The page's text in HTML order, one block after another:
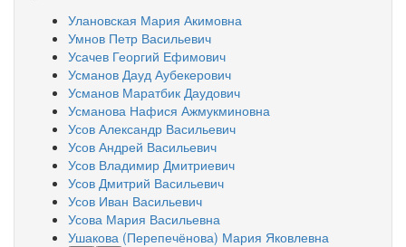
Улановская Мария Акимовна
Умнов Петр Васильевич
Усачев Георгий Ефимович
Усманов Дауд Аубекерович
Усманов Маратбик Даудович
Усманова Нафися Ажмукминовна
Усов Александр Васильевич
Усов Андрей Васильевич
Усов Владимир Дмитриевич
Усов Дмитрий Васильевич
Усов Иван Васильевич
Усова Мария Васильевна
Ушакова (Перепечёнова) Мария Яковлевна